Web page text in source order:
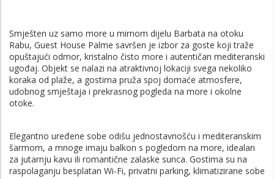
Smješten uz samo more u mirnom dijelu Barbata na otoku
Rabu, Guest House Palme savršen je izbor za goste koji traže
opuštajući odmor, kristalno čisto more i autentičan mediteranski
ugođaj. Objekt se nalazi na atraktivnoj lokaciji svega nekoliko
koraka od plaže, a gostima pruža spoj domaće atmosfere,
udobnog smještaja i prekrasnog pogleda na more i okolne
otoke.
Elegantno uređene sobe odišu jednostavnošću i mediteranskim
šarmom, a mnoge imaju balkon s pogledom na more, idealan
za jutarnju kavu ili romantične zalaske sunca. Gostima su na
raspolaganju besplatan Wi-Fi, privatni parking, klimatizirane sobe